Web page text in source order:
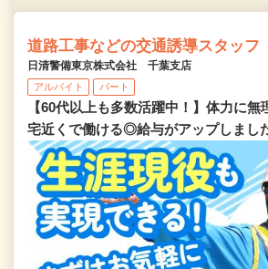
道路工事などの交通誘導スタッフ
日清警備東京株式会社 千葉支店
アルバイト パート
【60代以上も多数活躍中！】体力に無
宅近くで働ける◎給与がアップしまし